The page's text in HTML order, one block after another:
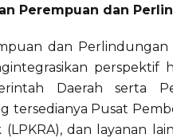
Perempuan dan
dan
perspektif
Daerah serta
Pusat
dan layanan